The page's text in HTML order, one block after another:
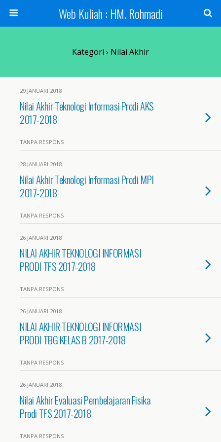
Web Kuliah : HM. Rohmadi
Kategori › Nilai Akhir
29 JANUARI 2018
Nilai Akhir Teknologi Informasi Prodi AKS
2017-2018
TANPA RESPONS
28 JANUARI 2018
Nilai Akhir Teknologi Informasi Prodi MPI
2017-2018
TANPA RESPONS
26 JANUARI 2018
NILAI AKHIR TEKNOLOGI INFORMASI
PRODI TFS 2017-2018
TANPA RESPONS
26 JANUARI 2018
NILAI AKHIR TEKNOLOGI INFORMASI
PRODI TBG KELAS B 2017-2018
TANPA RESPONS
26 JANUARI 2018
Nilai Akhir Evaluasi Pembelajaran Fisika
Prodi TFS 2017-2018
TANPA RESPONS